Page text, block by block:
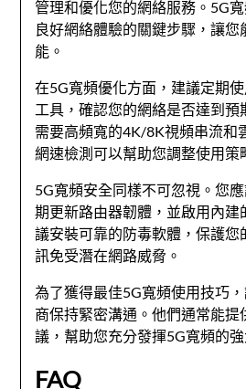
管理和優化您的網絡服務。5G
良好網絡體驗的關鍵步驟，讓您
能。
在5G寬頻優化方面，建議定期
工具，確認您的網絡是否達到預
需要高頻寬的4K/8K視頻串流和
網速檢測可以幫助您調整使用策
5G寬頻安全同樣不可忽視。您
期更新路由器韌體，並啟用內建
議安裝可靠的防毒軟體，保護您
訊免受潛在網路威脅。
為了獲得最佳5G寬頻使用技巧
商保持緊密溝通。他們通常能提
議，幫助您充分發揮5G寬頻的強
FAQ